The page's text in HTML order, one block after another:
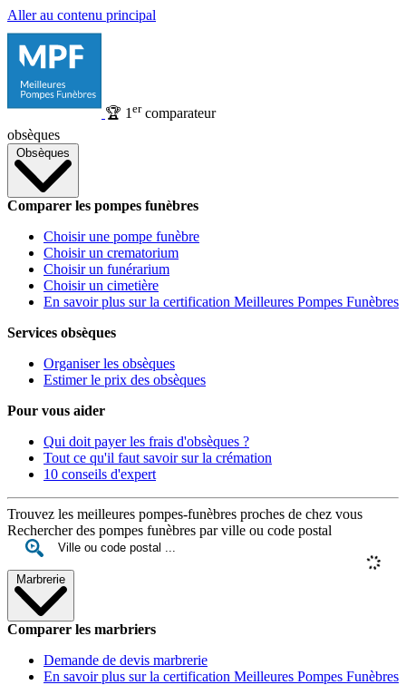
Aller au contenu principal
🏆 1 ercomparateur
obsèques
Obsèques
Comparer les pompes funèbres
Choisir une pompe funèbre
Choisir un crematorium
Choisir un funérarium
Choisir un cimetière
En savoir plus sur la certification Meilleures Pompes Funèbres
Services obsèques
Organiser les obsèques
Estimer le prix des obsèques
Pour vous aider
Qui doit payer les frais d'obsèques ?
Tout ce qu'il faut savoir sur la crémation
10 conseils d'expert
Trouvez les meilleures pompes-funèbres proches de chez vous
Rechercher des pompes funèbres par ville ou code postal
Marbrerie
Comparer les marbriers
Demande de devis marbrerie
En savoir plus sur la certification Meilleures Pompes Funèbres